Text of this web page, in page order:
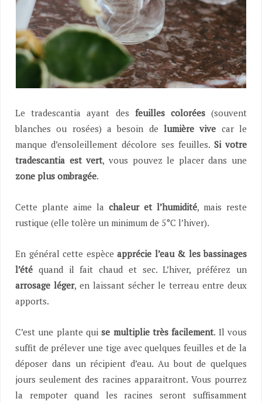
Le tradescantia ayant des feuilles colorées(souvent
blanches ou rosées) a besoin de lumière vive car le
manque d’ensoleillement décolore ses feuilles. Si votre
tradescantia est vert, vous pouvez le placer dans une
zone plus ombragée.
Cette plante aime la chaleur et l’humidité, mais reste
rustique (elle tolère un minimum de 5°C l’hiver).
En général cette espèce apprécie l’eau & les bassinages
l’été quand il fait chaud et sec. L’hiver, préférez un
arrosage léger, en laissant sécher le terreau entre deux
apports.
C’est une plante quise multiplie très facilement. Il vous
suffit de prélever une tige avec quelques feuilles et de la
déposer dans un récipient d’eau. Au bout de quelques
jours seulement des racines apparaitront. Vous pourrez
la rempoter quand les racines seront suffisamment